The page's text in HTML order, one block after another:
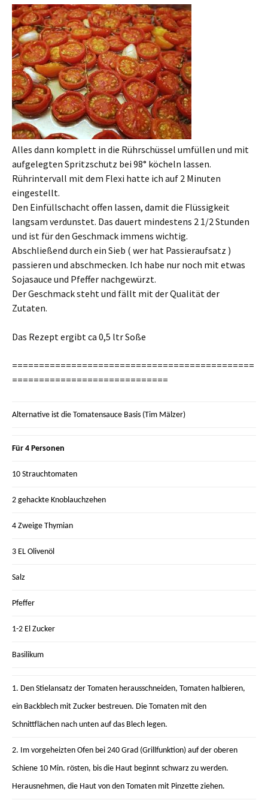
Alles dann komplett in die Rührschüssel umfüllen und mit
aufgelegten Spritzschutz bei 98° köcheln lassen.
Rührintervall mit dem Flexi hatte ich auf 2 Minuten
eingestellt.
Den Einfüllschacht offen lassen, damit die Flüssigkeit
langsam verdunstet. Das dauert mindestens 2 1/2 Stunden
und ist für den Geschmack immens wichtig.
Abschließend durch ein Sieb ( wer hat Passieraufsatz )
passieren und abschmecken. Ich habe nur noch mit etwas
Sojasauce und Pfeffer nachgewürzt.
Der Geschmack steht und fällt mit der Qualität der
Zutaten.
Das Rezept ergibt ca 0,5 ltr Soße
=============================================
=============================
Alternative ist die Tomatensauce Basis (Tim Mälzer)
Für 4 Personen
10 Strauchtomaten
2 gehackte Knoblauchzehen
4 Zweige Thymian
3 EL Olivenöl
Salz
Pfeffer
1-2 El Zucker
Basilikum
1. Den Stielansatz der Tomaten herausschneiden, Tomaten halbieren,
ein Backblech mit Zucker bestreuen. Die Tomaten mit den
Schnittflächen nach unten auf das Blech legen.
2. Im vorgeheizten Ofen bei 240 Grad (Grillfunktion) auf der oberen
Schiene 10 Min. rösten, bis die Haut beginnt schwarz zu werden.
Herausnehmen, die Haut von den Tomaten mit Pinzette ziehen.